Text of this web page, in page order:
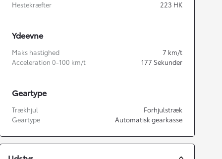
Hestekræfter
223 HK
Ydeevne
Maks hastighed 7 km/t
Acceleration 0-100 km/t
177 Sekunder
Geartype
Trækhjul
Forhjulstræk
Geartype
Automatisk gearkasse